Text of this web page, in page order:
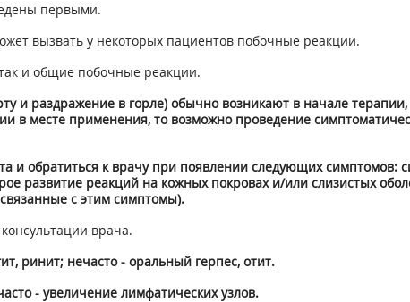
первыми.
вызвать у некоторых пациентов побочные реакции.
и общие побочные реакции.
и раздражение в горле) обычно возникают в начале
в месте применения, то возможно проведение
и обратиться к врачу при появлении следующих
развитие реакций на кожных покровах и/или слизистых
с этим симптомы).
врача.
ринит; нечасто - оральный герпес, отит.
- увеличение лимфатических узлов.